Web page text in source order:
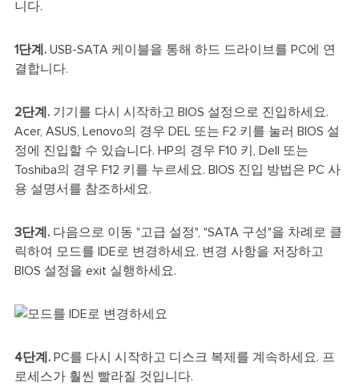
니다.
1단계.USB-SATA 케이블을 통해 하드 드라이브를 PC에 연
결합니다.
2단계.기기를 다시 시작하고 BIOS 설정으로 진입하세요.
Acer, ASUS, Lenovo의 경우 DEL 또는 F2 키를 눌러 BIOS 설
정에 진입할 수 있습니다. HP의 경우 F10 키, Dell 또는
Toshiba의 경우 F12 키를 누르세요. BIOS 진입 방법은 PC 사
용 설명서를 참조하세요.
3단계.다음으로 이동 "고급 설정", "SATA 구성"을 차례로 클
릭하여 모드를 IDE로 변경하세요. 변경 사항을 저장하고
BIOS 설정을 exit 실행하세요.
4단계.PC를 다시 시작하고 디스크 복제를 계속하세요. 프
로세스가 훨씬 빨라질 것입니다.